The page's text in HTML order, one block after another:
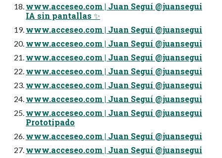
www.acceseo.com | Juan Seguí @juansegui
IA sin pantallas ✨
www.acceseo.com | Juan Seguí @juansegui
www.acceseo.com | Juan Seguí @juansegui
www.acceseo.com | Juan Seguí @juansegui
www.acceseo.com | Juan Seguí @juansegui
www.acceseo.com | Juan Seguí @juansegui
www.acceseo.com | Juan Seguí @juansegui
www.acceseo.com | Juan Seguí @juansegui
Prototipado
www.acceseo.com | Juan Seguí @juansegui
www.acceseo.com | Juan Seguí @juansegui